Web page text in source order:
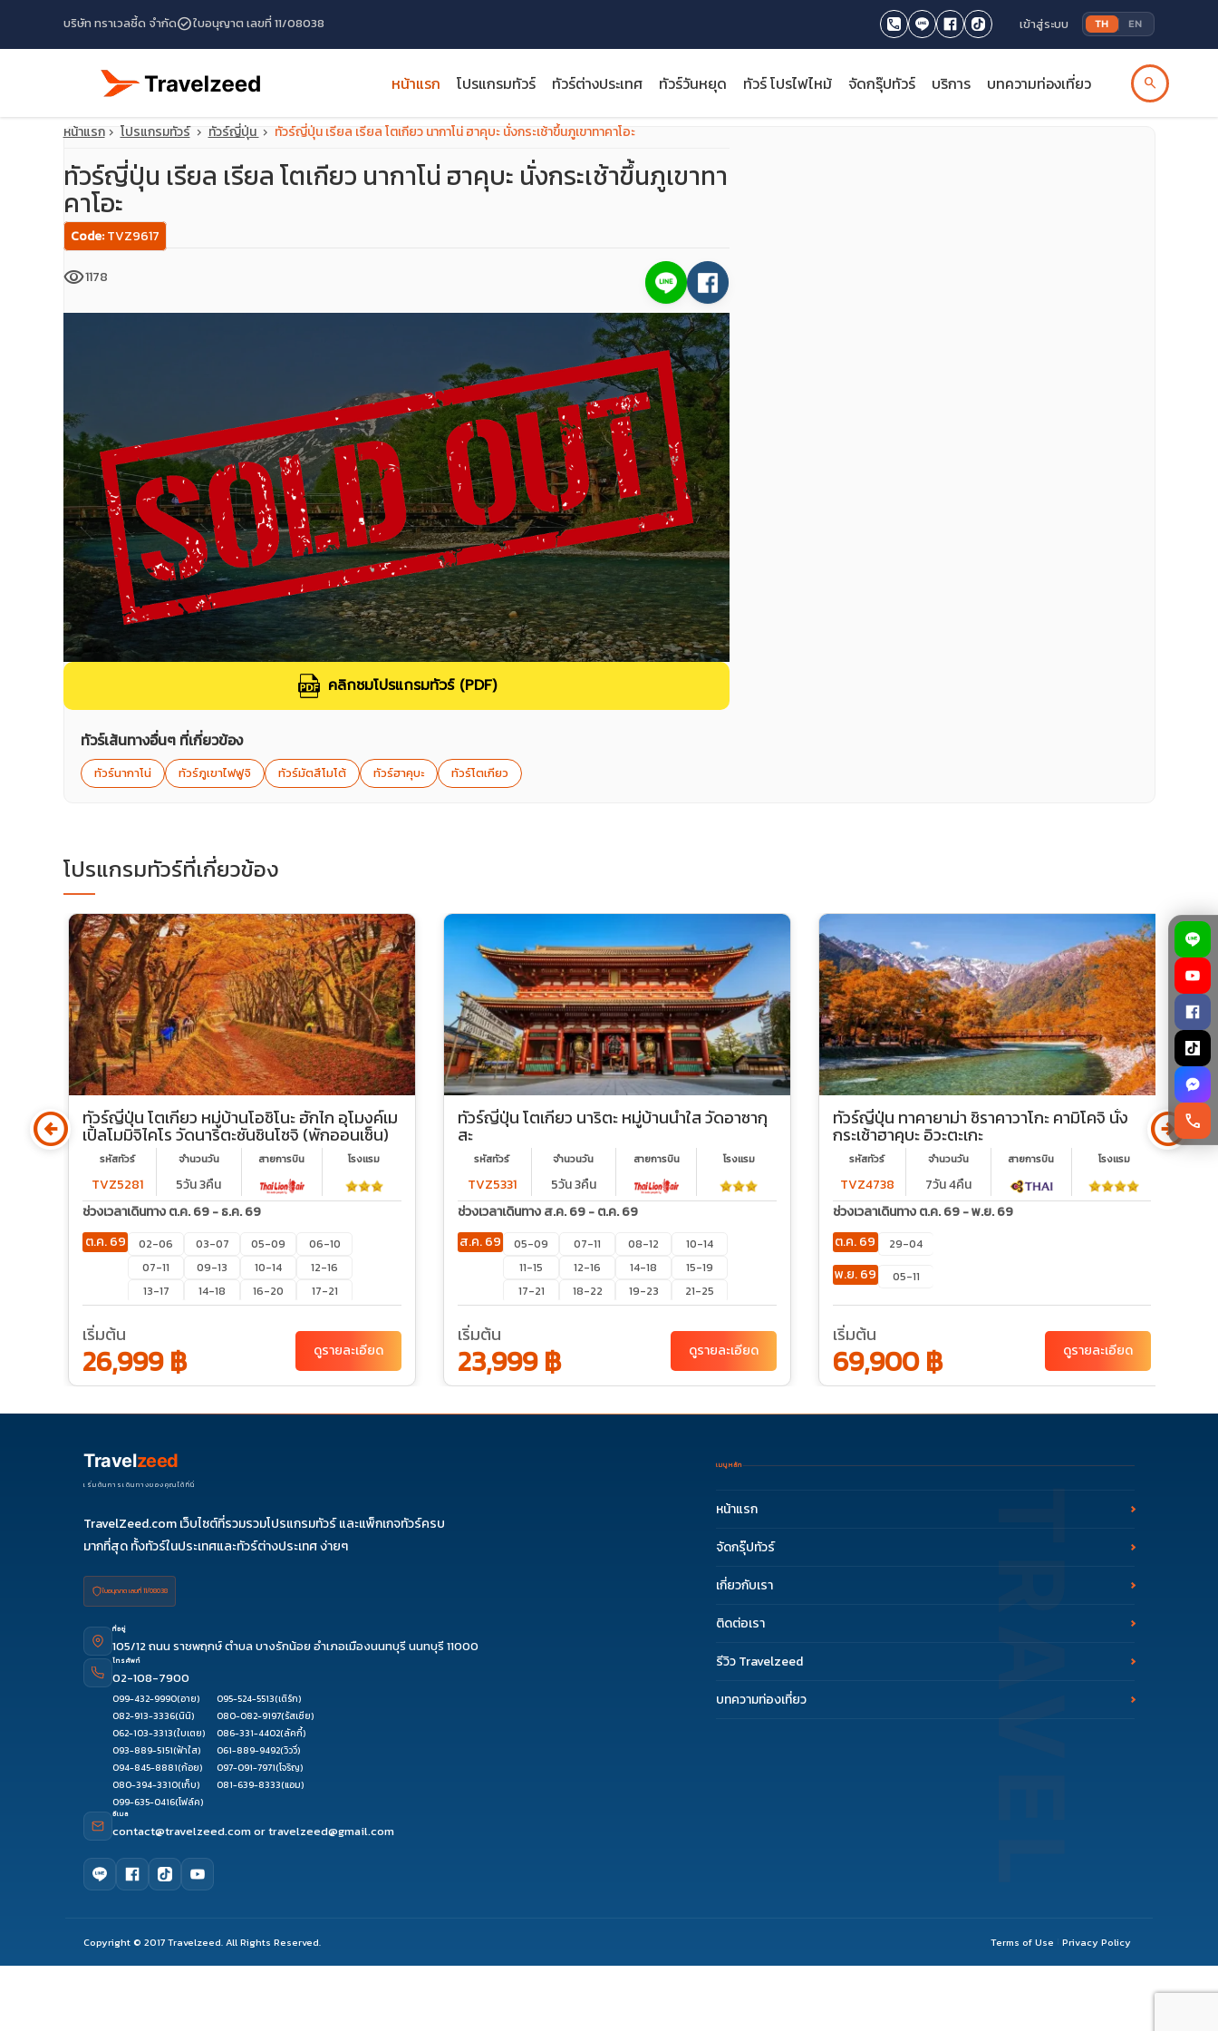
บริษัท ทราเวลซี้ด จำกัดcheck_circleใบอนุญาต เลขที่ 11/08038 เข้าสู่ระบบ TH EN
หน้าแรก โปรแกรมทัวร์ ทัวร์ต่างประเทศ ทัวร์วันหยุด ทัวร์ โปรไฟไหม้ จัดกรุ๊ปทัวร์ บริการ บทความท่องเที่ยว search
หน้าแรก โปรแกรมทัวร์ ทัวร์ญี่ปุ่น ทัวร์ญี่ปุ่น เรียล เรียล โตเกียว นากาโน่ ฮาคุบะ นั่งกระเช้าขึ้นภูเขาทาคาโอะ
ทัวร์ญี่ปุ่น เรียล เรียล โตเกียว นากาโน่ ฮาคุบะ นั่งกระเช้าขึ้นภูเขาทา
คาโอะ
Code:TVZ9617
visibility1178
คลิกชมโปรแกรมทัวร์ (PDF)
ทัวร์เส้นทางอื่นๆ ที่เกี่ยวข้อง
ทัวร์นากาโน่ ทัวร์ภูเขาไฟฟูจิ ทัวร์มัตสึโมโต้ ทัวร์ฮาคุบะ ทัวร์โตเกียว
โปรแกรมทัวร์ที่เกี่ยวข้อง
ทัวร์ญี่ปุ่น โตเกียว หมู่บ้านโอชิโนะ ฮักไก อุโมงค์เม
เปิ้ลโมมิจิไคโร วัดนาริตะซันชินโชจิ (พักออนเซ็น)
รหัสทัวร์
TVZ5281
จำนวนวัน
5วัน 3คืน
สายการบิน โรงเเรม
ช่วงเวลาเดินทาง ต.ค. 69 - ธ.ค. 69
ต.ค. 69
02-06 03-07 05-09
06-10
07-11
09-13 10-14
12-16
13-17
14-18 16-20
17-21
31-04
พ.ย. 69
07-11
08-12 10-14
11-15
18-22
24-28
เริ่มต้น
26,999 ฿ ดูรายละเอียด
ทัวร์ญี่ปุ่น โตเกียว นาริตะ หมู่บ้านน้ำใส วัดอาซากุ
สะ
รหัสทัวร์
TVZ5331
จำนวนวัน
5วัน 3คืน
สายการบิน โรงเเรม
ช่วงเวลาเดินทาง ส.ค. 69 - ต.ค. 69
ส.ค. 69
05-09 07-11 08-12
10-14
11-15
12-16 14-18
15-19
17-21
18-22 19-23
21-25
ก.ย. 69 01-05
05-09
12-16
14-18 15-19
16-20
เริ่มต้น
23,999 ฿ ดูรายละเอียด
ทัวร์ญี่ปุ่น ทาคายาม่า ชิราคาวาโกะ คามิโคจิ นั่ง
กระเช้าฮาคุบะ อิวะตะเกะ
รหัสทัวร์
TVZ4738
จำนวนวัน
7วัน 4คืน
สายการบิน โรงเเรม
ช่วงเวลาเดินทาง ต.ค. 69 - พ.ย. 69
ต.ค. 69
29-04
พ.ย. 69 05-11
เริ่มต้น
69,900 ฿ ดูรายละเอียด
arrow_circle_left arrow_circle_rightcall
Travelzeed
เริ่มต้นการเดินทางของคุณได้ที่นี่
TravelZeed.com เว็บไซต์ที่รวมรวมโปรแกรมทัวร์ และแพ็กเกจทัวร์ครบ
มากที่สุด ทั้งทัวร์ในประเทศและทัวร์ต่างประเทศ ง่ายๆ
ใบอนุญาต เลขที่ 11/08038
ที่อยู่
105/12 ถนน ราชพฤกษ์ ตำบล บางรักน้อย อำเภอเมืองนนทบุรี นนทบุรี 11000
โทรศัพท์
02-108-7900
099-432-9990(อาย) 095-524-5513(เติร์ก)
082-913-3336(นินิ) 080-082-9197(รัสเซีย)
062-103-3313(ใบเตย) 086-331-4402(ลัคกี้)
093-889-5151(ฟ้าใส) 061-889-9492(วิววี่)
094-845-8881(ก้อย) 097-091-7971(โจริญ)
080-394-3310(เก็บ) 081-639-8333(แอม)
099-635-0416(โฟล์ค)
อีเมล
contact@travelzeed.comortravelzeed@gmail.com
เมนูหลัก
หน้าแรก
จัดกรุ๊ปทัวร์
เกี่ยวกับเรา
ติดต่อเรา
รีวิว Travelzeed
บทความท่องเที่ยว
Copyright © 2017 Travelzeed. All Rights Reserved. Terms of Use Privacy Policy